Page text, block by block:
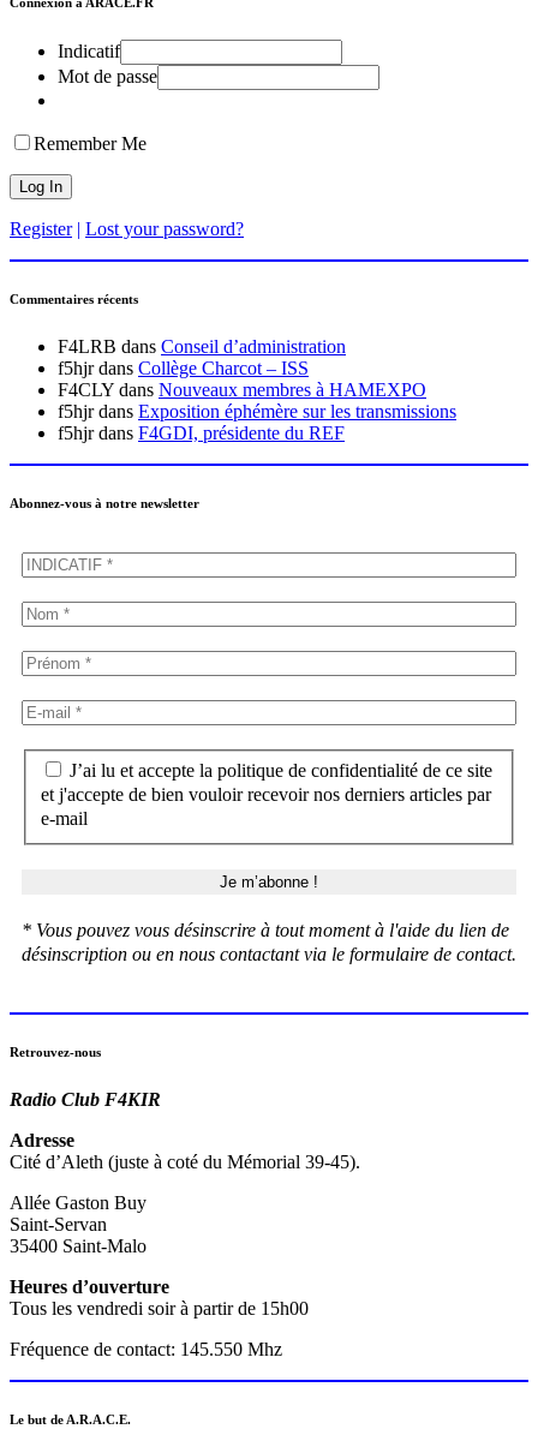
Indicatif
Mot de passe
Remember Me
Register| Lost your password?
Commentaires récents
F4LRB dans Conseil d’administration
f5hjrdans Collège Charcot – ISS
F4CLY dans Nouveaux membres à HAMEXPO
f5hjrdans Exposition éphémère sur les transmissions
f5hjrdans F4GDI, présidente du REF
Abonnez-vous à notre newsletter
J’ai lu et accepte la politique de confidentialité de ce site
et j'accepte de bien vouloir recevoir nos derniers articles par
e-mail
* Vous pouvez vous désinscrire à tout moment à l'aide du lien de
désinscription ou en nous contactant via le formulaire de contact.
Retrouvez-nous
Radio Club F4KIR
Adresse
Cité d’Aleth (juste à coté du Mémorial 39-45).
Allée Gaston Buy
Saint-Servan
35400 Saint-Malo
Heures d’ouverture
Tous les vendredi soir à partir de 15h00
Fréquence de contact: 145.550 Mhz
Le but de A.R.A.C.E.